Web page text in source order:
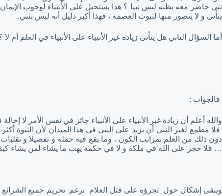
نبي حاضر معه يظنه ليس نبيا ؟ هذا يستحيل على الأنبياء لوجوب
يتأتى و لا يتصور منها لثبوت العصمة ، فهذا أكبر دليل أنه ليس بنبي.
أما السؤال الثاني هل يتأتى زيادة غير الأنبياء على الأنبياء في العلم أم لا
فالجواب :
والله أعلم أن زيادة غير الأنبياء على الأنبياء جائز في نفس الأمر لا
فلا مطمع لغير النبي أن يزيد على النبي في هذا الميدان لأن النبوة
دون ذلك من العلم بمراتب الكون ، وما يقع فيه جملة و تفصيلا و
… فلا حجر على الله في ملكه و لا في حكمه يهب ما يشاء لمن يشاء كيف
ويبقى إشكال حول تجرؤه على قتل الغلام برغم تحريم جميع الشرائع